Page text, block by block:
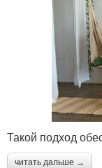
Такой подход
читать дальше →